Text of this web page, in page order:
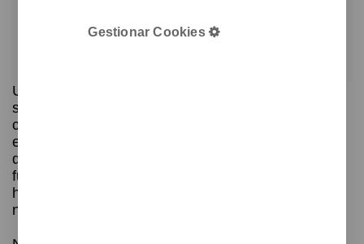
Unnom tiene más de 30 años de experiencia en el
sector del contract, mobiliario para espacios
colectivos y equipamiento de oficinas. Somos una
empresa que ha ido creciendo en el campo del
diseño, desarrollo y fabricación de soluciones
funcionales y personalizadas: cada pieza que
hacemos está diseñada para encajar de forma
natural en cualquier tipo de espacio.
Gestionar Cookies